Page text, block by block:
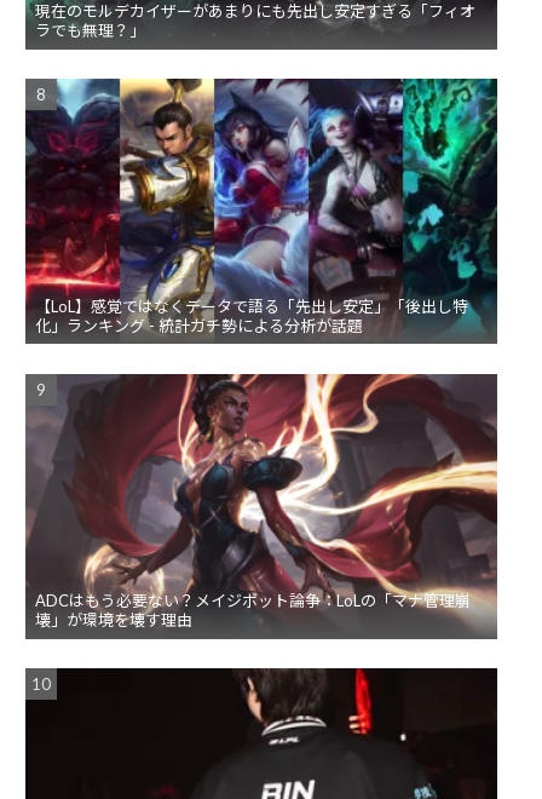
現在のモルデカイザーがあまりにも先出し安定すぎる「フィオ
ラでも無理？」
【LoL】感覚ではなくデータで語る「先出し安定」「後出し特
化」ランキング - 統計ガチ勢による分析が話題
ADCはもう必要ない？メイジボット論争：LoLの「マナ管理崩
壊」が環境を壊す理由